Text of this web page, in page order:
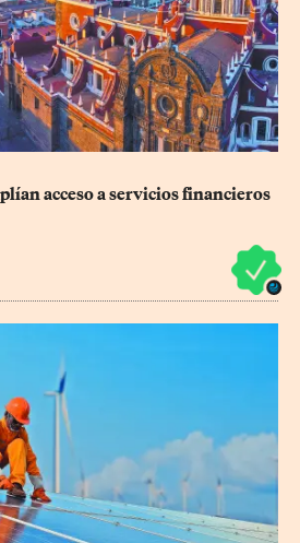
acceso a servicios financieros